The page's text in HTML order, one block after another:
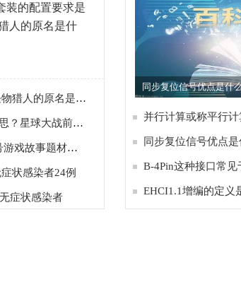
装的配置要求是
人的原名是什
怪物猎人ol套装的配置要求是什么？怪物猎人的原名是什么？
星球大战前传2克隆人的进攻是什么意思？星球大战前传2的故事梗概是?
彩虹六号小说中主要人物是？彩虹六号游戏故事题材改编自小说吗？
状感染者24例
症状感染者